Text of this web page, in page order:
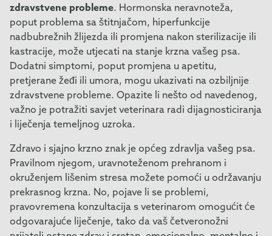
zdravstvene probleme. Hormonska neravnoteža,
poput problema sa štitnjačom, hiperfunkcije
nadbubrežnih žlijezda ili promjena nakon sterilizacije ili
kastracije, može utjecati na stanje krzna vašeg psa.
Dodatni simptomi, poput promjena u apetitu,
pretjerane žeđi ili umora, mogu ukazivati na ozbiljnije
zdravstvene probleme. Opazite li nešto od navedenog,
važno je potražiti savjet veterinara radi dijagnosticiranja
i liječenja temeljnog uzroka.
Zdravo i sjajno krzno znak je općeg zdravlja vašeg psa.
Pravilnom njegom, uravnoteženom prehranom i
okruženjem lišenim stresa možete pomoći u održavanju
prekrasnog krzna. No, pojave li se problemi,
pravovremena konzultacija s veterinarom omogućit će
odgovarajuće liječenje, tako da vaš četveronožni